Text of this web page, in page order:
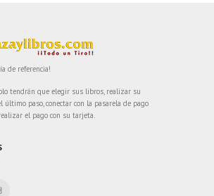
de referencia!
tendrán que elegir sus libros, realizar su
último paso, conectar con la pasarela de pago
el pago con su tarjeta.